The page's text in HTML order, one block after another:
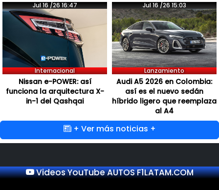
Jul 16 /26 16:47
Internacional
Nissan e-POWER: así
funciona la arquitectura X-
in-1 del Qashqai
Jul 16 /26 15:03
Lanzamiento
Audi A5 2026 en Colombia:
así es el nuevo sedán
híbrido ligero que reemplaza
al A4
+ Ver más noticias +
Videos YouTube AUTOS F1LATAM.COM